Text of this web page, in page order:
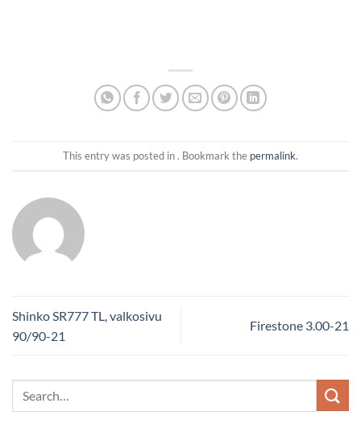
This entry was posted in . Bookmark the permalink.
Shinko SR777 TL, valkosivu
90/90-21
Firestone 3.00-21